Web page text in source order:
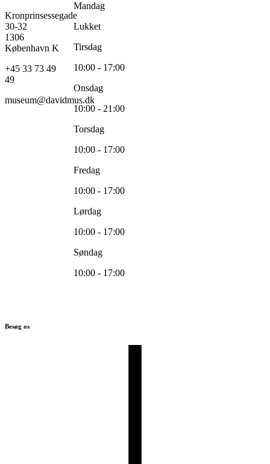
Kronprinsessegade
30-32
1306
København K
+45 33 73 49
49
museum@davidmus.dk
Mandag
Lukket
Tirsdag
10:00 - 17:00
Onsdag
10:00 - 21:00
Torsdag
10:00 - 17:00
Fredag
10:00 - 17:00
Lørdag
10:00 - 17:00
Søndag
10:00 - 17:00
Besøg os